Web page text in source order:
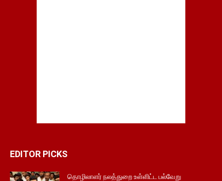
EDITOR PICKS
தொழிலாளர் நலத்துறை உள்ளிட்ட பல்வேறு